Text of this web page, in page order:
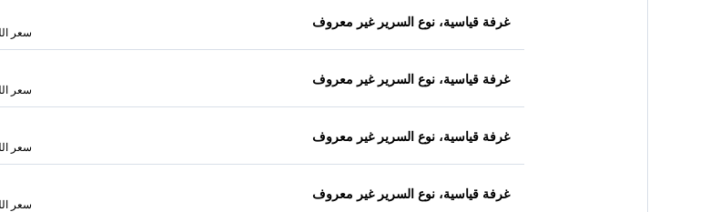
غرفة قياسية، نوع السرير غير معروف
سعر
غرفة قياسية، نوع السرير غير معروف
سعر
غرفة قياسية، نوع السرير غير معروف
سعر
غرفة قياسية، نوع السرير غير معروف
سعر